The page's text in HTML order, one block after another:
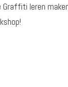
leren